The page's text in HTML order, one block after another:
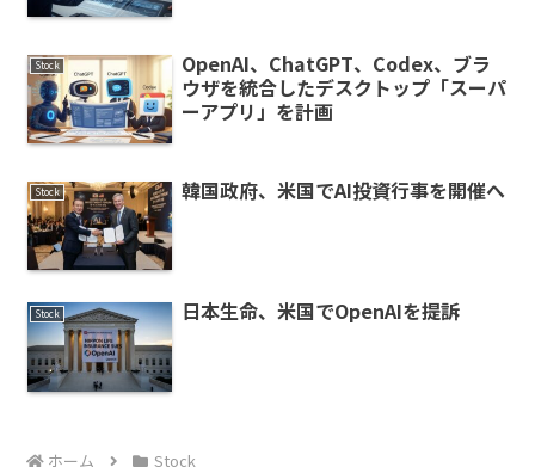
Stock
OpenAI、ChatGPT、Codex、ブラ
ウザを統合したデスクトップ「スーパ
ーアプリ」を計画
Stock 韓国政府、米国でAI投資行事を開催へ
Stock 日本生命、米国でOpenAIを提訴
ホーム Stock